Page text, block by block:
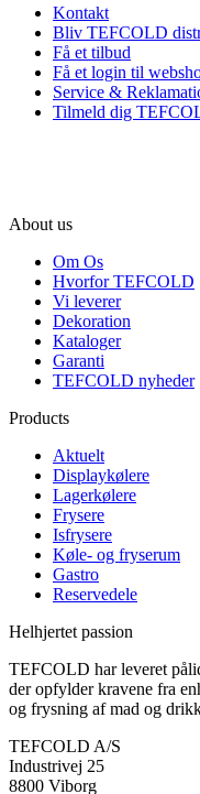
Kontakt
Bliv TEFCOLD
Få et tilbud
Få et login til
Service &
Tilmeld dig
About us
Om Os
Hvorfor TEFCOLD
Vi leverer
Dekoration
Kataloger
Garanti
TEFCOLD nyheder
Products
Aktuelt
Displaykølere
Lagerkølere
Frysere
Isfrysere
Køle- og fryserum
Gastro
Reservedele
Helhjertet passion
TEFCOLD har leveret
der opfylder kravene fra
og frysning af mad og
TEFCOLD A/S
Industrivej 25
8800 Viborg